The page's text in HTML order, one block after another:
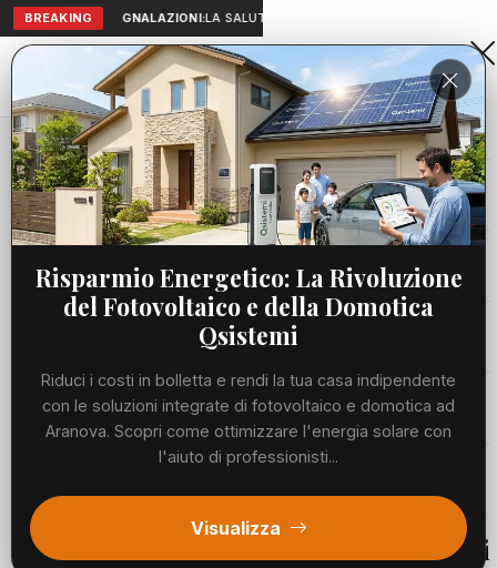
BREAKING SEGNALAZIONI:LA SALUTE A PORTATA DI MANO:
Aranova • NET
PORTALE UTILE AL TERRITORIO
Home
Cronaca
Viabilità
Meteo
Segnalazioni
Cronaca Acqua, possibili problemi idrici nella giornata...
CRONACA
Acqua, possibili problemi idrici
nella giornata di domani
MERCOLEDÌ, 03 GIUGNO 2026
76 LETTURE
Risparmio Energetico: La Rivoluzione
del Fotovoltaico e della Domotica
Qsistemi
Riduci i costi in bolletta e rendi la tua casa indipendente
con le soluzioni integrate di fotovoltaico e domotica ad
Aranova. Scopri come ottimizzare l'energia solare con
l'aiuto di professionisti...
Visualizza